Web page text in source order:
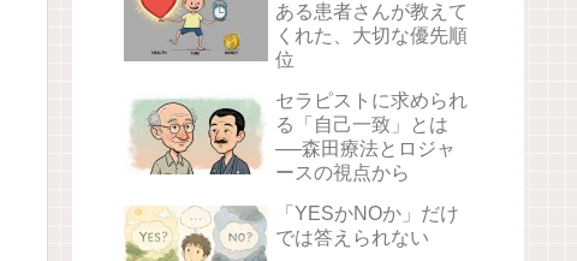
ある患者さんが教えて
くれた、大切な優先順
位
セラピストに求められ
る「自己一致」とは
──森田療法とロジャ
ースの視点から
「YESかNOか」だけ
では答えられない